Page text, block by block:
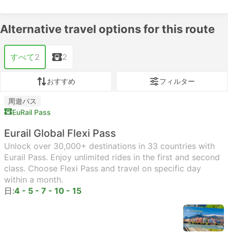
Alternative travel options for this route
すべて2 2
おすすめ フィルター
周遊パス
EuRail Pass
Eurail Global Flexi Pass
Unlock over 30,000+ destinations in 33 countries with
Eurail Pass. Enjoy unlimited rides in the first and second
class. Choose Flexi Pass and travel on specific day
within a month.
日:4 - 5 - 7 - 10 - 15